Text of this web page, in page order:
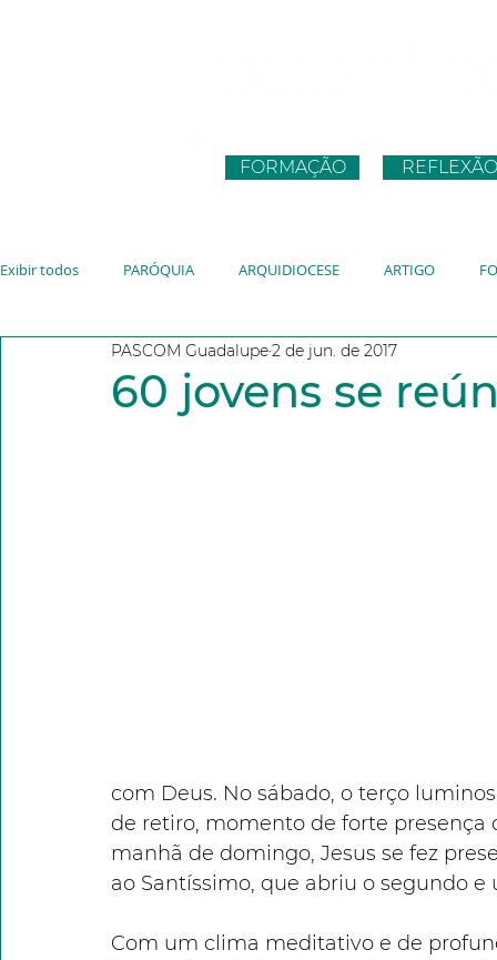
FORMAÇÃO REFLEXÃO
Exibir todos PARÓQUIA ARQUIDIOCESE ARTIGO
JUVENTUDE VATICANO JMJ
60 jovens se
PASCOM Guadalupe2 de jun. de 2017
com Deus. No sábado, o terço
de retiro, momento de forte presença
manhã de domingo, Jesus se fez
ao Santíssimo, que abriu o segundo
Com um clima meditativo e de